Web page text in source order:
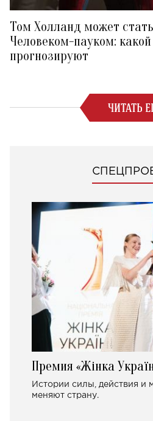
Том Холланд может
Человеком-пауком:
прогнозируют
ЧИТАТЬ
Премия «Жінка
Истории силы, действия и
меняют страну.